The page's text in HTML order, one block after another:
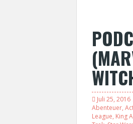
Juli 25, 2016
Abenteuer,
League, King